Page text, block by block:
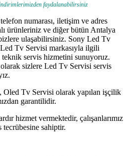
faydalanabilirsiniz
numarası, iletişim ve adres
ürünleriniz ve diğer bütün Antalya
ulaşabilirsiniz. Sony Led Tv
Tv Servisi markasıyla ilgili
servis hizmetini sunuyoruz.
sizlere Led Tv Servisi servis
Tv Servisi olarak yapılan işçilik
garantilidir.
hizmet vermektedir, çalışanlarımız
tecrübesine sahiptir.